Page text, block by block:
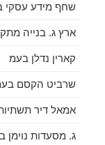
שחף מידע עסקי
ארץ ג. בנייה
קארין נדלן בעמ
שרביט הקסם
אמאל דיר
ג. מסעדות נוימן